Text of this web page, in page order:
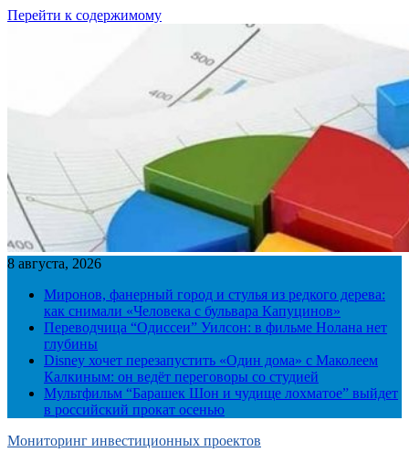
Перейти к содержимому
8 августа, 2026
Миронов, фанерный город и стулья из редкого дерева:
как снимали «Человека с бульвара Капуцинов»
Переводчица “Одиссеи” Уилсон: в фильме Нолана нет
глубины
Disney хочет перезапустить «Один дома» с Маколеем
Калкиным: он ведёт переговоры со студией
Мультфильм “Барашек Шон и чудище лохматое” выйдет
в российский прокат осенью
Мониторинг инвестиционных проектов